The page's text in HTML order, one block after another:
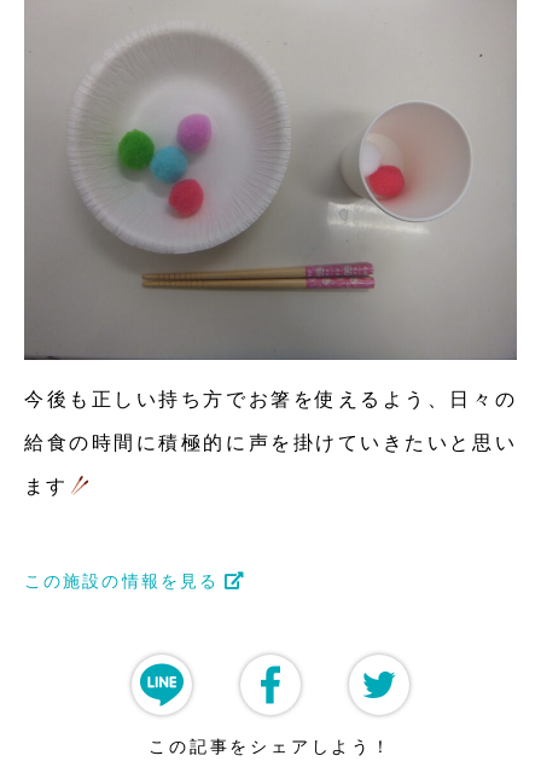
今後も正しい持ち方でお箸を使えるよう、日々の
給食の時間に積極的に声を掛けていきたいと思い
ます
この施設の情報を見る
この記事をシェアしよう！